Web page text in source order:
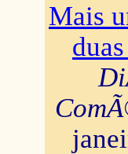
Mais